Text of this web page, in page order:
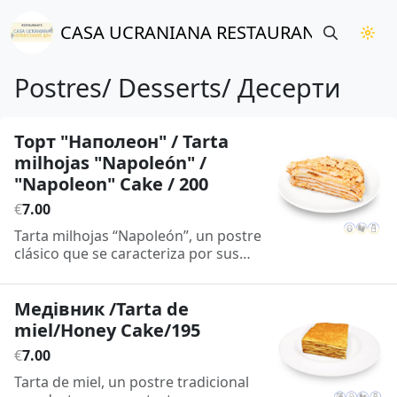
CASA UCRANIANA RESTAURANTE
Postres/ Desserts/ Десерти
Торт "Наполеон" / Tarta
milhojas "Napoleón" /
"Napoleon" Cake / 200
€7.00
Tarta milhojas “Napoleón”, un postre
clásico que se caracteriza por sus
su suave crema pastelera, creando
un contraste perfecto entre la
textura ligera y el sabor dulce y
cremoso. / “Napoleon” cake, a classic
dessert known for its multiple layers
of crispy pastry and smooth custard
Медівник /Tarta de
miel/Honey Cake/195
€7.00
Tarta de miel, un postre tradicional